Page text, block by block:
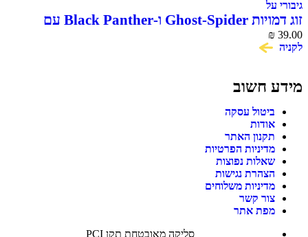
גיבורי על
זוג דמויות Ghost-Spider ו-Black Panther עם
חשיפת מסכה Marvel Hasbro
₪ 39.00
לקניה
מידע חשוב
ביטול עסקה
אודות
תקנון האתר
מדיניות הפרטיות
שאלות נפוצות
הצהרת נגישות
מדיניות משלוחים
צור קשר
מפת אתר
סליקה מאובטחת תקן PCI